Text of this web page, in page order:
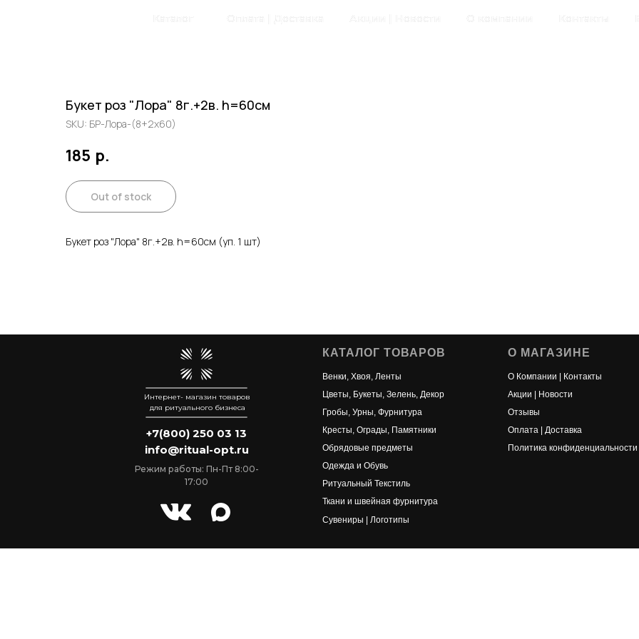
Букет роз "Лора" 8г.+2в. h=60см
SKU: БР-Лора-(8+2х60)
185 р.
Out of stock
Букет роз "Лора" 8г.+2в. h=60см (уп. 1 шт)
КАТАЛОГ ТОВАРОВ О МАГАЗИНЕ
Режим работы: Пн-Пт 8:00-
17:00
Венки, Хвоя, Ленты
Цветы, Букеты, Зелень, Декор
Гробы, Урны, Фурнитура
Кресты, Ограды, Памятники
Обрядовые предметы
Одежда и Обувь
Ритуальный Текстиль
Ткани и швейная фурнитура
Сувениры | Логотипы
О Компании | Контакты
Политика конфиденциальности
Акции | Новости
Отзывы
Оплата | Доставка
Интернет- магазин товаров
для ритуального бизнеса
+7(800) 250 03 13
info@ritual-opt.ru